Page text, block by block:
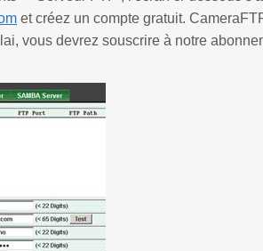
et créez un compte gratuit.
vous devrez souscrire à notre